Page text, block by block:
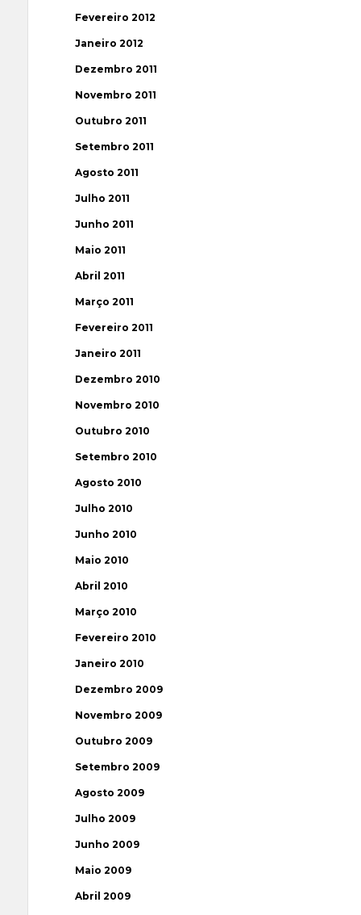
Fevereiro 2012
Janeiro 2012
Dezembro 2011
Novembro 2011
Outubro 2011
Setembro 2011
Agosto 2011
Julho 2011
Junho 2011
Maio 2011
Abril 2011
Março 2011
Fevereiro 2011
Janeiro 2011
Dezembro 2010
Novembro 2010
Outubro 2010
Setembro 2010
Agosto 2010
Julho 2010
Junho 2010
Maio 2010
Abril 2010
Março 2010
Fevereiro 2010
Janeiro 2010
Dezembro 2009
Novembro 2009
Outubro 2009
Setembro 2009
Agosto 2009
Julho 2009
Junho 2009
Maio 2009
Abril 2009